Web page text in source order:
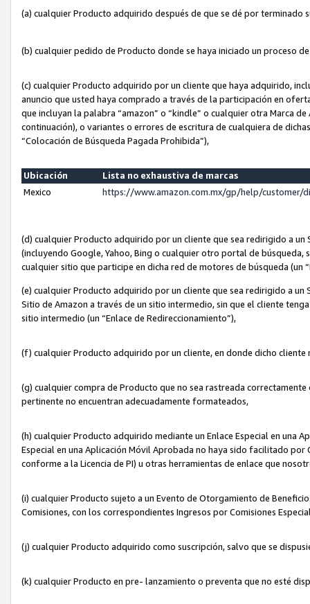
(a) cualquier Producto adquirido después de que se dé por terminado
(b) cualquier pedido de Producto donde se haya iniciado un proceso
(c) cualquier Producto adquirido por un cliente que haya adquirido,
anuncio que usted haya comprado a través de la participación en
que incluyan la palabra “amazon” o “kindle” o cualquier otra Marca
continuación), o variantes o errores de escritura de cualquiera de
“Colocación de Búsqueda Pagada Prohibida”),
Ubicación
Lista no exhaustiva de marcas
Mexico
https://www.amazon.com.mx/gp/help/customer/
(d) cualquier Producto adquirido por un cliente que sea redirigido a
(incluyendo Google, Yahoo, Bing o cualquier otro portal de
cualquier sitio que participe en dicha red de motores de búsqueda (un
(e) cualquier Producto adquirido por un cliente que sea redirigido a un
Sitio de Amazon a través de un sitio intermedio, sin que el cliente
sitio intermedio (un “Enlace de Redireccionamiento”),
(f) cualquier Producto adquirido por un cliente, en donde dicho
(g) cualquier compra de Producto que no sea rastreada
pertinente no encuentran adecuadamente formateados,
(h) cualquier Producto adquirido mediante un Enlace Especial en una
Especial en una Aplicación Móvil Aprobada no haya sido facilitado
conforme a la Licencia de PI) u otras herramientas de enlace que
(i) cualquier Producto sujeto a un Evento de Otorgamiento de
Comisiones, con los correspondientes Ingresos por Comisiones
(j) cualquier Producto adquirido como suscripción, salvo que se
(k) cualquier Producto en pre- lanzamiento o preventa que no esté